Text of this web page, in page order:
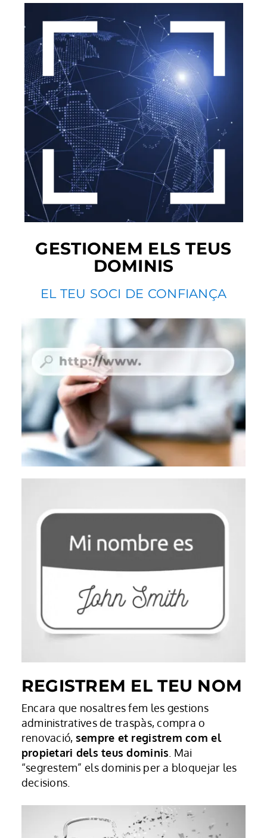
GESTIONEM ELS TEUS
DOMINIS
EL TEU SOCI DE CONFIANÇA
REGISTREM EL TEU NOM
Encara que nosaltres fem les gestions
administratives de traspàs, compra o
renovació, sempre et registrem com el
propietari dels teus dominis . Mai
“segrestem” els dominis per a bloquejar les
decisions.